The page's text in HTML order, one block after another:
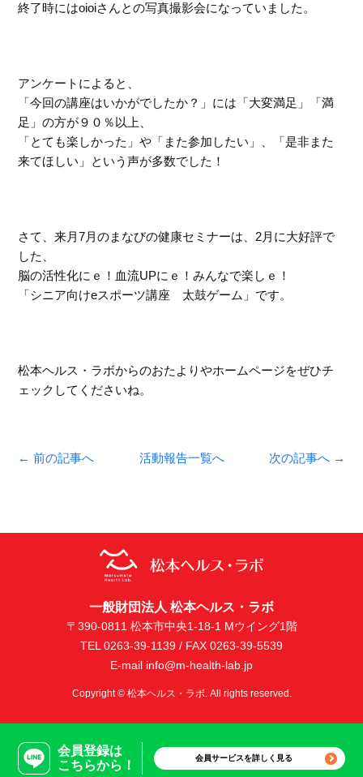
終了時にはoioiさんとの写真撮影会になっていました。
アンケートによると、
「今回の講座はいかがでしたか？」には「大変満足」「満
足」の方が９０％以上、
「とても楽しかった」や「また参加したい」、「是非また
来てほしい」という声が多数でした！
さて、来月7月のまなびの健康セミナーは、2月に大好評で
した、
脳の活性化にｅ！血流UPにｅ！みんなで楽しｅ！
「シニア向けeスポーツ講座 太鼓ゲーム」です。
松本ヘルス・ラボからのおたよりやホームページをぜひチ
ェックしてくださいね。
← 前の記事へ 次の記事へ →
活動報告一覧へ
会員登録は
こちらから！
会員サービスを詳しく見る
一般財団法人 松本ヘルス・ラボ
〒390-0811 松本市中央1-18-1 Mウイング1階
TEL 0263-39-1139 / FAX 0263-39-5539
E-mail info@m-health-lab.jp
Copyright © 松本ヘルス・ラボ. All rights reserved.